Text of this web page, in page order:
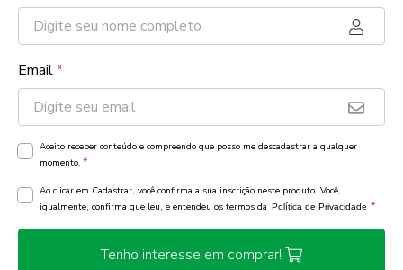
Email*
Aceito receber conteúdo e compreendo que posso me descadastrar a qualquer
momento. *
Ao clicar em Cadastrar, você confirma a sua inscrição neste produto. Você,
igualmente, confirma que leu, e entendeu os termos da Política de Privacidade *
Tenho interesse em comprar!